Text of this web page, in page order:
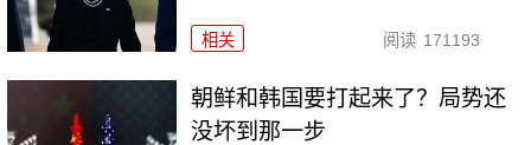
相关 阅读 171193
朝鲜和韩国要打起来了？局势还
没坏到那一步